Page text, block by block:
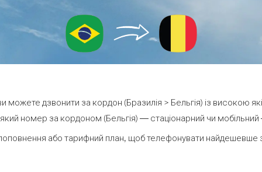
можете дзвонити за кордон (Бразилія > Бельгія) із високою
номер за кордоном (Бельгія) — стаціонарний чи мобільний
або тарифний план, щоб телефонувати найдешевше